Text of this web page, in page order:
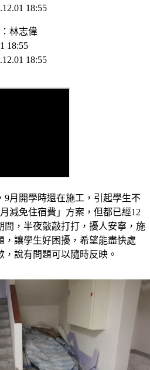
18:55
：林志偉
18:55
月開學時還在施工，引起學生不
減免住宿費」方案，但都已經12
，半夜敲敲打打，擾人安寧，施
讓學生好困擾，希望能盡快處